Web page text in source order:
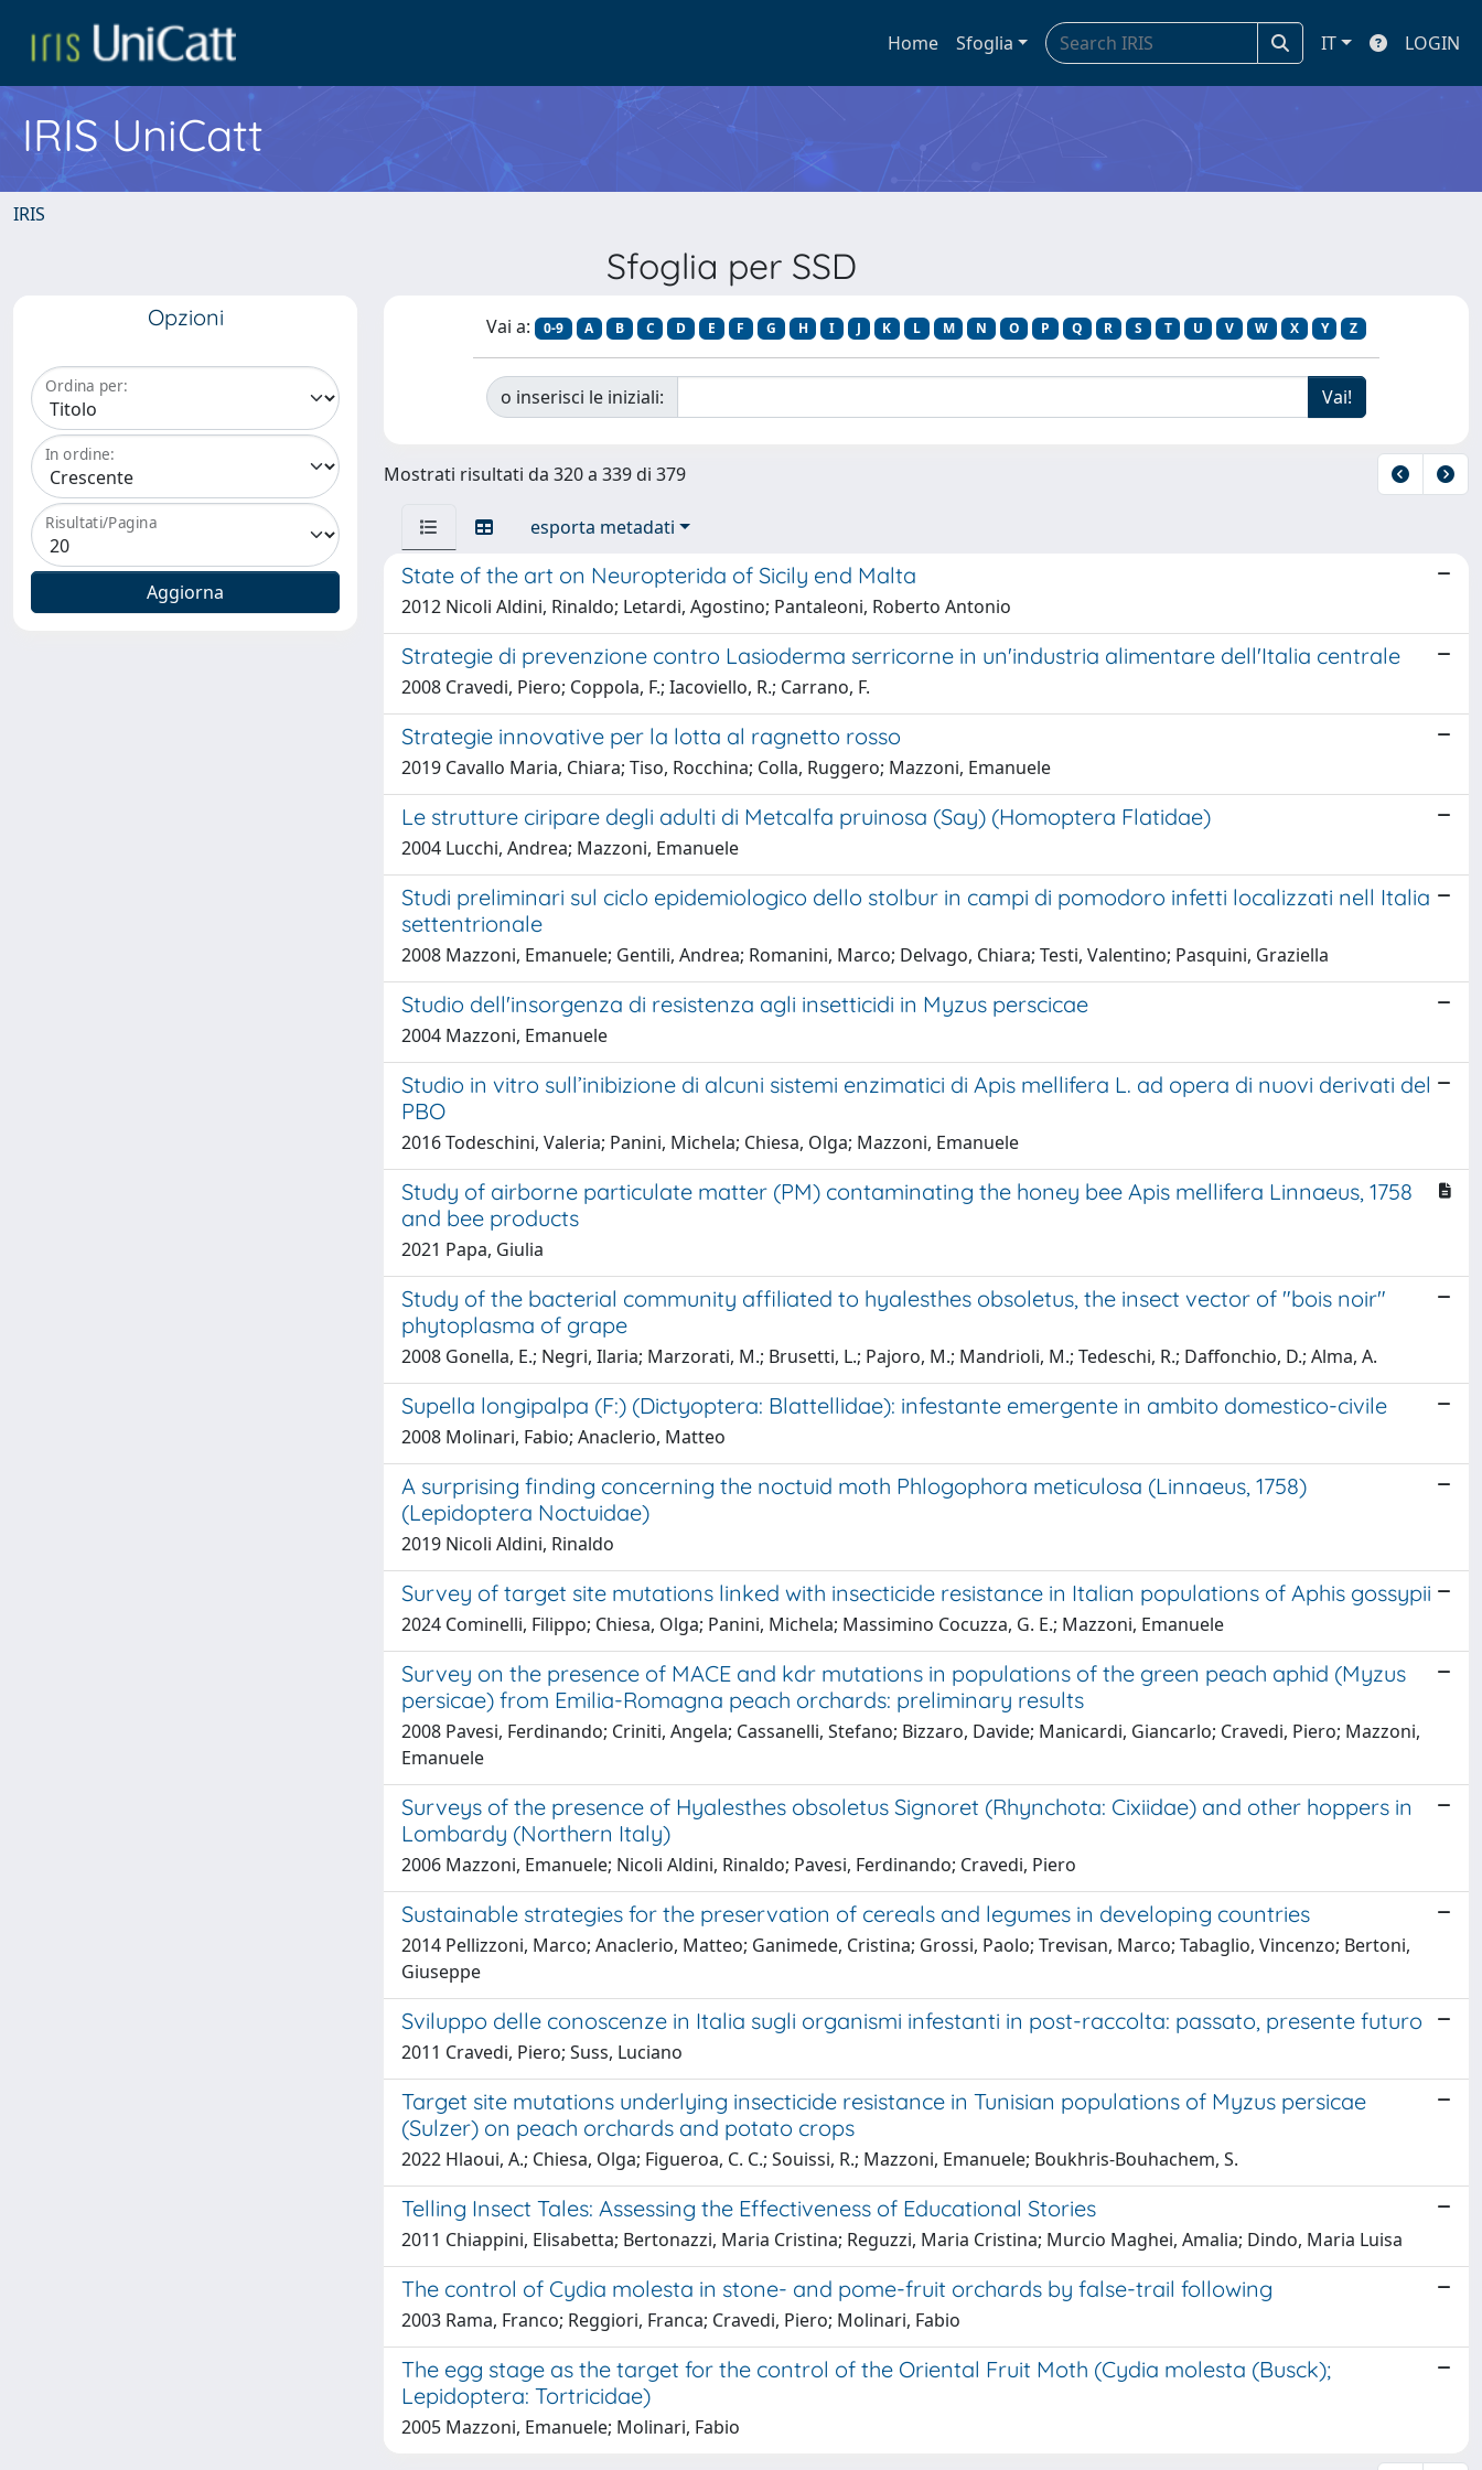
Home Sfoglia IT LOGIN
IRIS UniCatt
IRIS
Sfoglia per SSD
Opzioni
Ordina per:
In ordine:
Risultati/Pagina
Vai a: 0-9 A B C D E F G H I J K L M N O P Q R S T U V W X Y Z
o inserisci le iniziali:
Mostrati risultati da 320 a 339 di 379
esporta metadati
State of the art on Neuropterida of Sicily end Malta
2012 Nicoli Aldini, Rinaldo; Letardi, Agostino; Pantaleoni, Roberto Antonio
Strategie di prevenzione contro Lasioderma serricorne in un'industria alimentare dell'Italia centrale
2008 Cravedi, Piero; Coppola, F.; Iacoviello, R.; Carrano, F.
Strategie innovative per la lotta al ragnetto rosso
2019 Cavallo Maria, Chiara; Tiso, Rocchina; Colla, Ruggero; Mazzoni, Emanuele
Le strutture ciripare degli adulti di Metcalfa pruinosa (Say) (Homoptera Flatidae)
2004 Lucchi, Andrea; Mazzoni, Emanuele
Studi preliminari sul ciclo epidemiologico dello stolbur in campi di pomodoro infetti localizzati nell Italia
settentrionale
2008 Mazzoni, Emanuele; Gentili, Andrea; Romanini, Marco; Delvago, Chiara; Testi, Valentino; Pasquini, Graziella
Studio dell'insorgenza di resistenza agli insetticidi in Myzus perscicae
2004 Mazzoni, Emanuele
Studio in vitro sull’inibizione di alcuni sistemi enzimatici di Apis mellifera L. ad opera di nuovi derivati del
PBO
2016 Todeschini, Valeria; Panini, Michela; Chiesa, Olga; Mazzoni, Emanuele
Study of airborne particulate matter (PM) contaminating the honey bee Apis mellifera Linnaeus, 1758
and bee products
2021 Papa, Giulia
Study of the bacterial community affiliated to hyalesthes obsoletus, the insect vector of "bois noir"
phytoplasma of grape
2008 Gonella, E.; Negri, Ilaria; Marzorati, M.; Brusetti, L.; Pajoro, M.; Mandrioli, M.; Tedeschi, R.; Daffonchio, D.; Alma, A.
Supella longipalpa (F:) (Dictyoptera: Blattellidae): infestante emergente in ambito domestico-civile
2008 Molinari, Fabio; Anaclerio, Matteo
A surprising finding concerning the noctuid moth Phlogophora meticulosa (Linnaeus, 1758)
(Lepidoptera Noctuidae)
2019 Nicoli Aldini, Rinaldo
Survey of target site mutations linked with insecticide resistance in Italian populations of Aphis gossypii
2024 Cominelli, Filippo; Chiesa, Olga; Panini, Michela; Massimino Cocuzza, G. E.; Mazzoni, Emanuele
Survey on the presence of MACE and kdr mutations in populations of the green peach aphid (Myzus
persicae) from Emilia-Romagna peach orchards: preliminary results
2008 Pavesi, Ferdinando; Criniti, Angela; Cassanelli, Stefano; Bizzaro, Davide; Manicardi, Giancarlo; Cravedi, Piero; Mazzoni,
Emanuele
Surveys of the presence of Hyalesthes obsoletus Signoret (Rhynchota: Cixiidae) and other hoppers in
Lombardy (Northern Italy)
2006 Mazzoni, Emanuele; Nicoli Aldini, Rinaldo; Pavesi, Ferdinando; Cravedi, Piero
Sustainable strategies for the preservation of cereals and legumes in developing countries
2014 Pellizzoni, Marco; Anaclerio, Matteo; Ganimede, Cristina; Grossi, Paolo; Trevisan, Marco; Tabaglio, Vincenzo; Bertoni,
Giuseppe
Sviluppo delle conoscenze in Italia sugli organismi infestanti in post-raccolta: passato, presente futuro
2011 Cravedi, Piero; Suss, Luciano
Target site mutations underlying insecticide resistance in Tunisian populations of Myzus persicae
(Sulzer) on peach orchards and potato crops
2022 Hlaoui, A.; Chiesa, Olga; Figueroa, C. C.; Souissi, R.; Mazzoni, Emanuele; Boukhris-Bouhachem, S.
Telling Insect Tales: Assessing the Effectiveness of Educational Stories
2011 Chiappini, Elisabetta; Bertonazzi, Maria Cristina; Reguzzi, Maria Cristina; Murcio Maghei, Amalia; Dindo, Maria Luisa
The control of Cydia molesta in stone- and pome-fruit orchards by false-trail following
2003 Rama, Franco; Reggiori, Franca; Cravedi, Piero; Molinari, Fabio
The egg stage as the target for the control of the Oriental Fruit Moth (Cydia molesta (Busck);
Lepidoptera: Tortricidae)
2005 Mazzoni, Emanuele; Molinari, Fabio